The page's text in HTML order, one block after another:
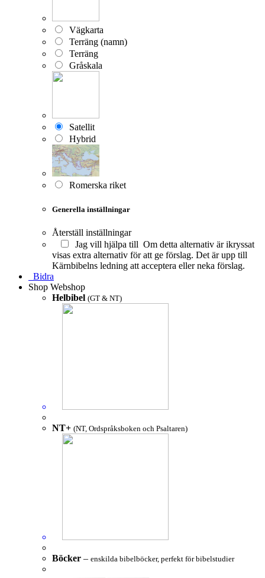
Vägkarta
Terräng (namn)
Terräng
Gråskala
Satellit
Hybrid
Romerska riket
Generella inställningar
Återställ inställningar
Jag vill hjälpa till Om detta alternativ är ikryssat
visas extra alternativ för att ge förslag. Det är upp till
Kärnbibelns ledning att acceptera eller neka förslag.
Bidra
Shop Webshop
Helbibel (GT & NT)
NT+ (NT, Ordspråksboken och Psaltaren)
Böcker – enskilda bibelböcker, perfekt för bibelstudier